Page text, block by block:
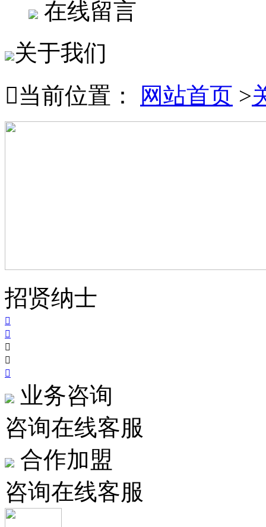
在线留言
关于我们
当前位置： 网站首页 >
招贤纳士





业务咨询
咨询在线客服
合作加盟
咨询在线客服